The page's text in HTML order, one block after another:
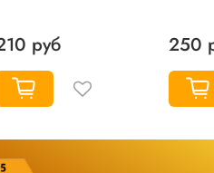
руб 250